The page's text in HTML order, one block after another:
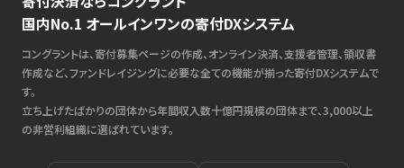
国内No.1 オールインワンの寄付DXシステム
コングラントは、寄付募集ページの作成、オンライン決済、支援者管理、領収書
作成など、ファンドレイジングに必要な全ての機能が揃った寄付DXシステムで
す。
立ち上げたばかりの団体から年間収入数十億円規模の団体まで、3,000以上
の非営利組織に選ばれています。